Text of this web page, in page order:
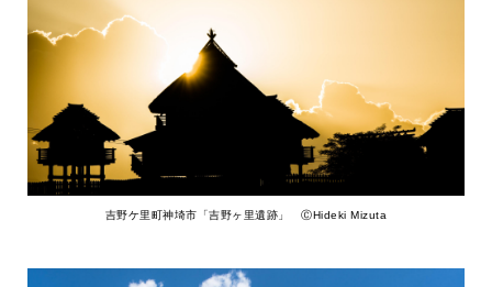
吉野ケ里町神埼市「吉野ヶ里遺跡」 ⒸHideki Mizuta